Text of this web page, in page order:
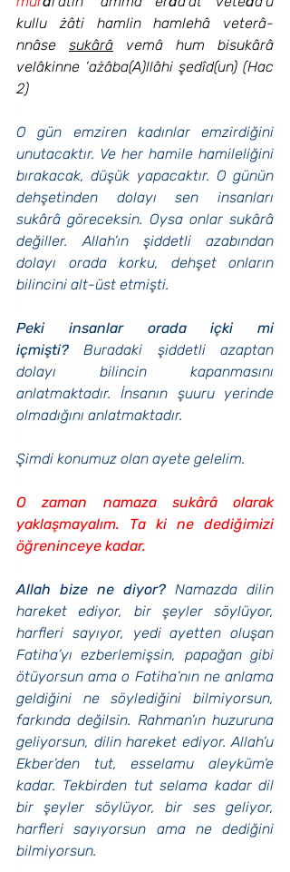
kullu żâti hamlin hamlehâ veterâ-
nnâse sukârâ vemâ hum bisukârâ
velâkinne ‘ażâba(A)llâhi şedîd(un) (Hac
2)
O gün emziren kadınlar emzirdiğini
unutacaktır. Ve her hamile hamileliğini
bırakacak, düşük yapacaktır. O günün
dehşetinden dolayı sen insanları
sukârâ göreceksin. Oysa onlar sukârâ
değiller. Allah’ın şiddetli azabından
dolayı orada korku, dehşet onların
bilincini alt-üst etmişti.
Peki insanlar orada içki mi
içmişti? Buradaki şiddetli azaptan
dolayı bilincin kapanmasını
anlatmaktadır. İnsanın şuuru yerinde
olmadığını anlatmaktadır.
Şimdi konumuz olan ayete gelelim.
O zaman namaza sukârâ olarak
yaklaşmayalım. Ta ki ne dediğimizi
öğreninceye kadar.
Allah bize ne diyor? Namazda dilin
hareket ediyor, bir şeyler söylüyor,
harfleri sayıyor, yedi ayetten oluşan
Fatiha’yı ezberlemişsin, papağan gibi
ötüyorsun ama o Fatiha’nın ne anlama
geldiğini ne söylediğini bilmiyorsun,
farkında değilsin. Rahman’ın huzuruna
geliyorsun, dilin hareket ediyor. Allah’u
Ekber’den tut, esselamu aleyküm’e
kadar. Tekbirden tut selama kadar dil
bir şeyler söylüyor, bir ses geliyor,
harfleri sayıyorsun ama ne dediğini
bilmiyorsun.